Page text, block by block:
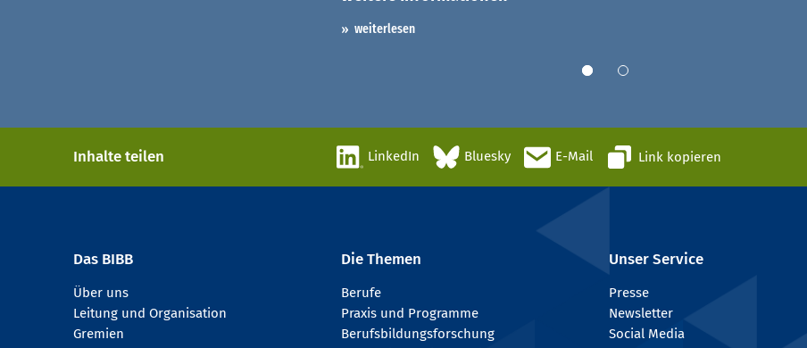
weiterlesen
Inhalte teilen LinkedIn Bluesky E-Mail Link kopieren
Das BIBB
Über uns
Leitung und Organisation
Gremien
Die Themen
Berufe
Praxis und Programme
Berufsbildungsforschung
Unser Service
Presse
Newsletter
Social Media